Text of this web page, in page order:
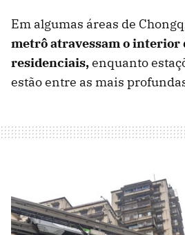
Em algumas áreas de
metrô atravessam o interior
residenciais,enquanto
estão entre as mais